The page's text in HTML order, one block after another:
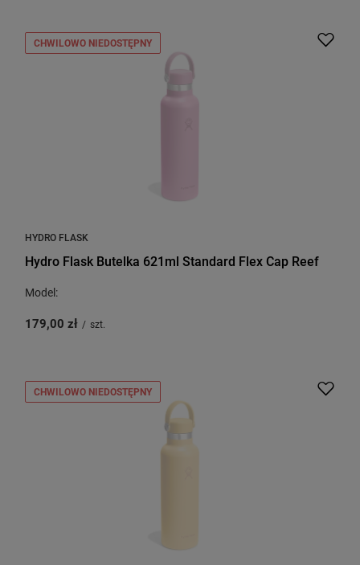
CHWILOWO NIEDOSTĘPNY
HYDRO FLASK
Hydro Flask Butelka 621ml Standard Flex Cap Reef
Model:
179,00 zł / szt.
CHWILOWO NIEDOSTĘPNY